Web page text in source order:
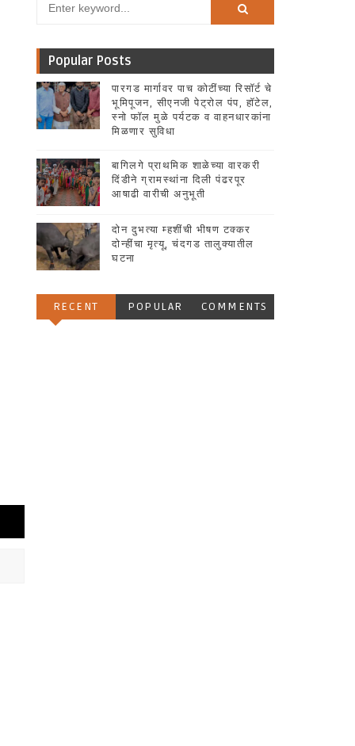
Popular Posts
पारगड मार्गावर पाच कोटींच्या रिसॉर्ट चे
भूमिपूजन, सीएनजी पेट्रोल पंप, हॉटेल,
स्नो फॉल मुळे पर्यटक व वाहनधारकांना
मिळणार सुविधा
बागिलगे प्राथमिक शाळेच्या वारकरी
दिंडीने ग्रामस्थांना दिली पंढरपूर
आषाढी वारीची अनुभूती
दोन दुभत्या म्हशींची भीषण टक्कर
दोन्हींचा मृत्यू, चंदगड तालुक्यातील
घटना
RECENT POPULAR COMMENTS